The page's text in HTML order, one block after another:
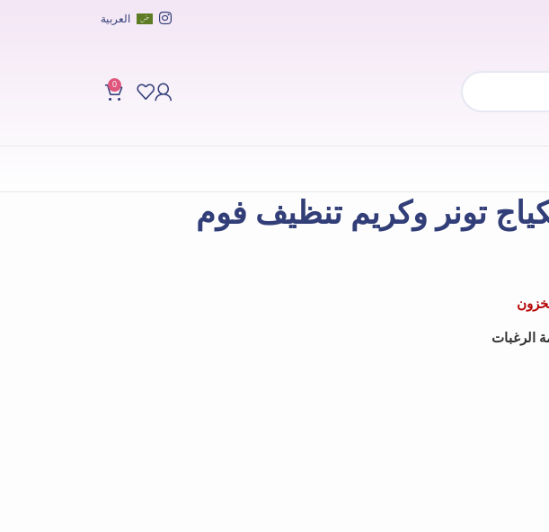
العربية
0
تونر وكريم تنظيف فوم
الرغبات